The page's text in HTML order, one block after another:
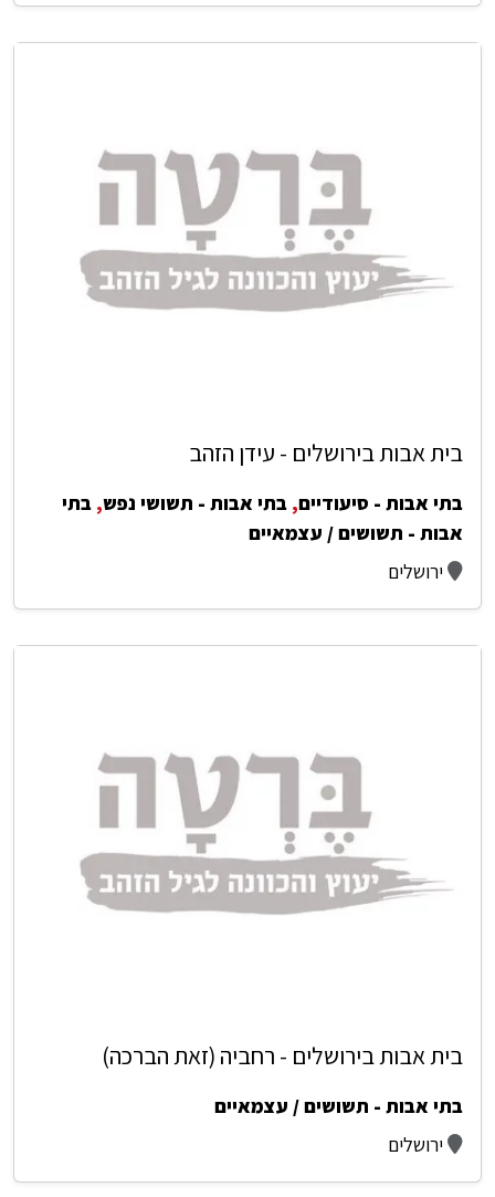
בית אבות בירושלים - עידן הזהב
בתי אבות - סיעודיים, בתי אבות - תשושי נפש, בתי
אבות - תשושים / עצמאיים
ירושלים
בית אבות בירושלים - רחביה (זאת הברכה)
בתי אבות - תשושים / עצמאיים
ירושלים